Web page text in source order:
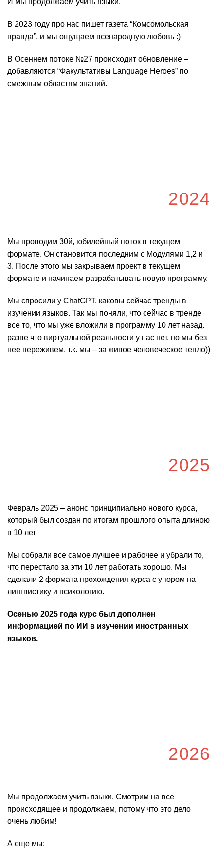
И мы продолжаем учить языки.
В 2023 году про нас пишет газета “Комсомольская
правда”, и мы ощущаем всенародную любовь :)
В Осеннем потоке №27 происходит обновление –
добавляются “Факультативы Language Heroes” по
смежным областям знаний.
2024
Мы проводим 30й, юбилейный поток в текущем
формате. Он становится последним с Модулями 1,2 и
3. После этого мы закрываем проект в текущем
формате и начинаем разрабатывать новую программу.
Мы спросили у ChatGPT, каковы сейчас тренды в
изучении языков. Так мы поняли, что сейчас в тренде
все то, что мы уже вложили в программу 10 лет назад.
разве что виртуальной реальности у нас нет, но мы без
нее переживем, т.к. мы – за живое человеческое тепло))
2025
Февраль 2025 – анонс принципиально нового курса,
который был создан по итогам прошлого опыта длиною
в 10 лет.
Мы собрали все самое лучшее и рабочее и убрали то,
что перестало за эти 10 лет работать хорошо. Мы
сделали 2 формата прохождения курса с упором на
лингвистику и психологию.
Осенью 2025 года курс был дополнен
информацией по ИИ в изучении иностранных
языков.
2026
Мы продолжаем учить языки. Смотрим на все
происходящее и продолжаем, потому что это дело
очень любим!
А еще мы: